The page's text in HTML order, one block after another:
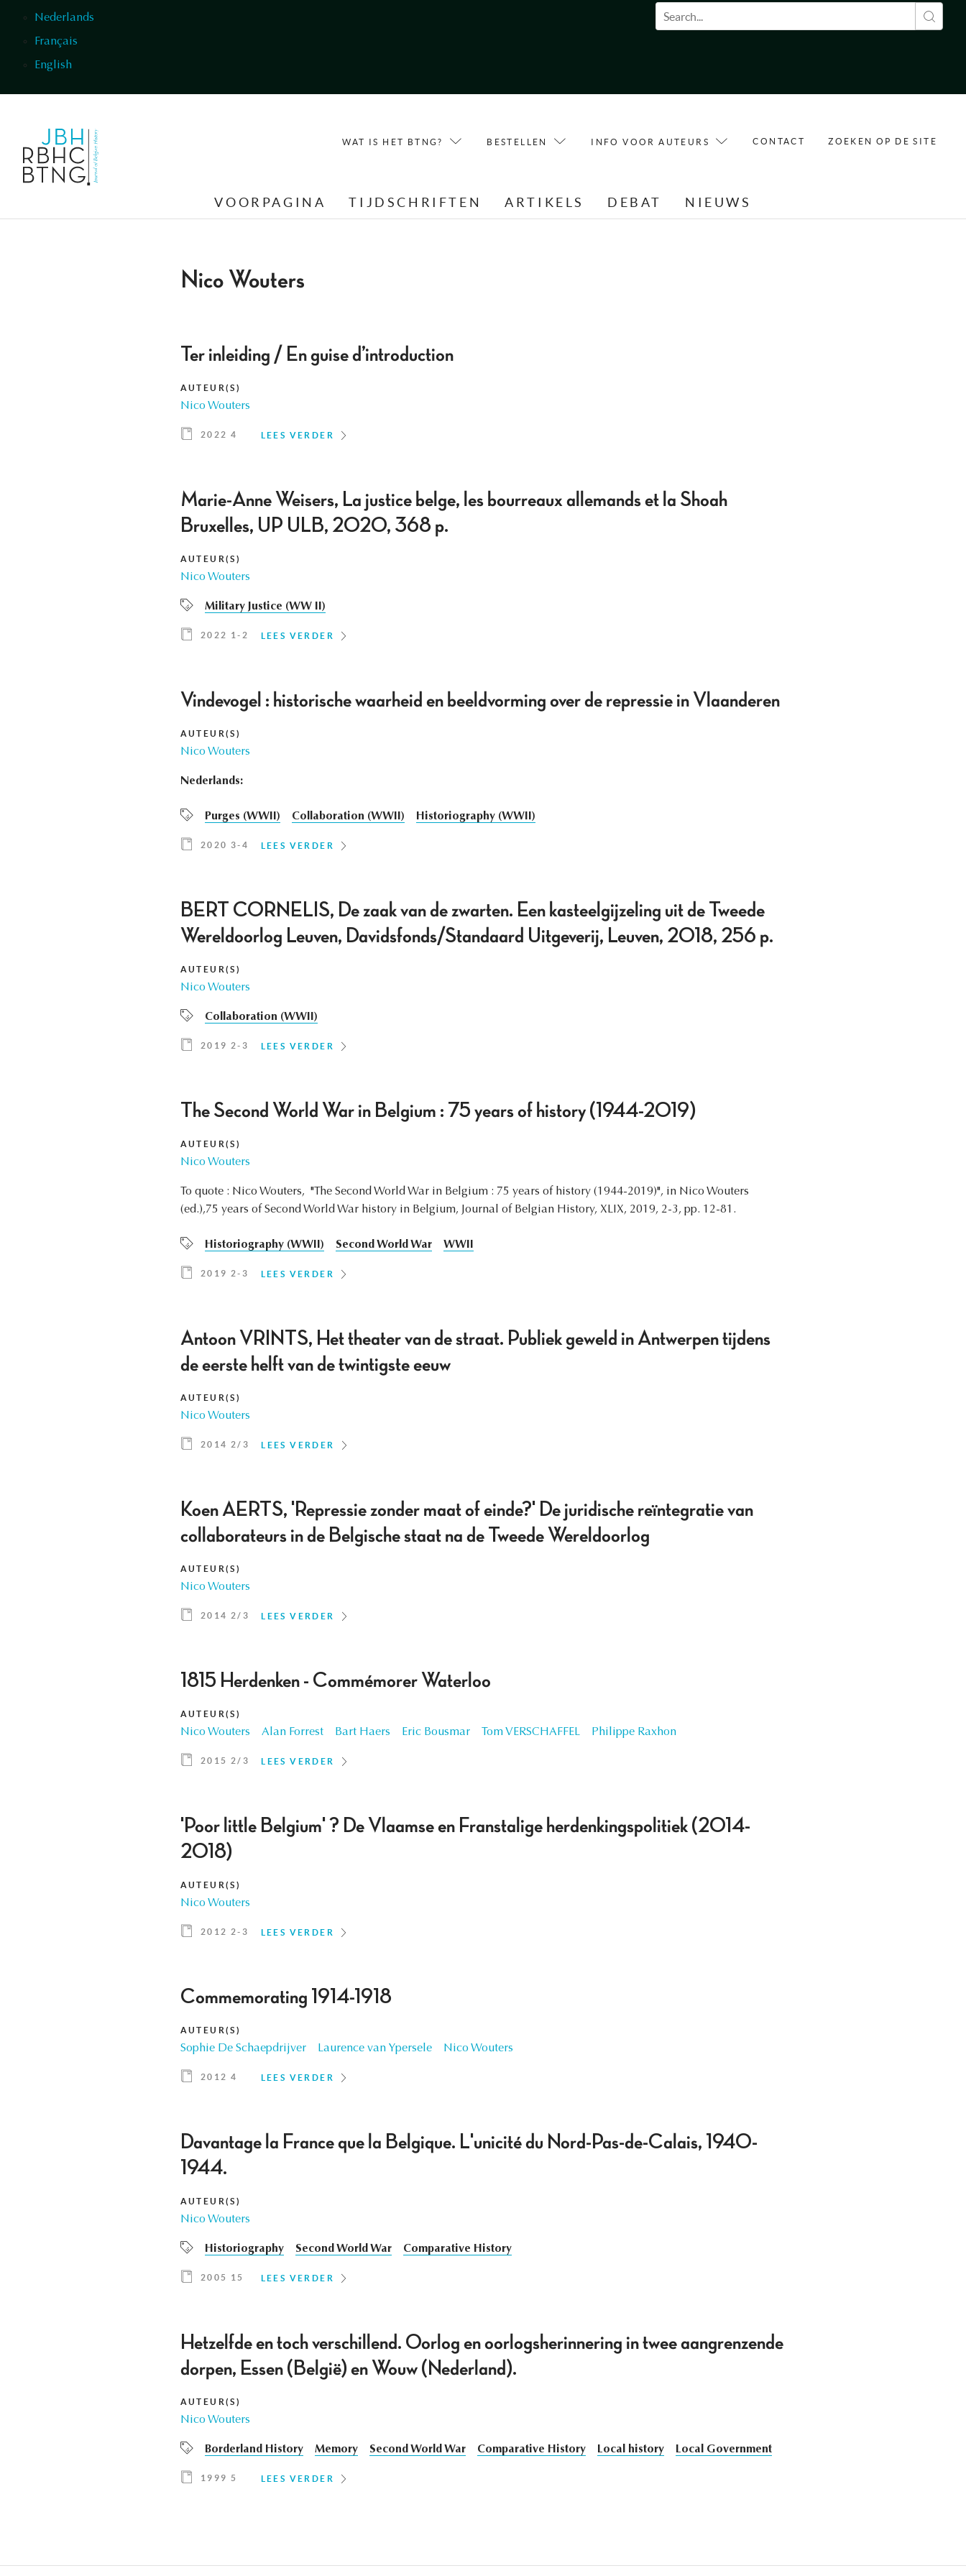
Nederlands
Français
English
Zoekveld
WAT IS HET BTNG? BESTELLEN INFO VOOR AUTEURS CONTACT ZOEKEN OP DE SITE
VOORPAGINA TIJDSCHRIFTEN ARTIKELS DEBAT NIEUWS
Nico Wouters
Ter inleiding / En guise d’introduction
AUTEUR(S)
Nico Wouters
2022 4 LEES VERDER
Marie-Anne Weisers, La justice belge, les bourreaux allemands et la Shoah
Bruxelles, UP ULB, 2020, 368 p.
AUTEUR(S)
Nico Wouters
Military Justice (WW II)
2022 1-2 LEES VERDER
Vindevogel : historische waarheid en beeldvorming over de repressie in Vlaanderen
AUTEUR(S)
Nico Wouters
Nederlands:
Purges (WWII) Collaboration (WWII) Historiography (WWII)
2020 3-4 LEES VERDER
BERT CORNELIS, De zaak van de zwarten. Een kasteelgijzeling uit de Tweede
Wereldoorlog Leuven, Davidsfonds/Standaard Uitgeverij, Leuven, 2018, 256 p.
AUTEUR(S)
Nico Wouters
Collaboration (WWII)
2019 2-3 LEES VERDER
The Second World War in Belgium : 75 years of history (1944-2019)
AUTEUR(S)
Nico Wouters
To quote : Nico Wouters, "The Second World War in Belgium : 75 years of history (1944-2019)", in Nico Wouters
(ed.),75 years of Second World War history in Belgium, Journal of Belgian History, XLIX, 2019, 2-3, pp. 12-81.
Historiography (WWII) Second World War WWII
2019 2-3 LEES VERDER
Antoon VRINTS, Het theater van de straat. Publiek geweld in Antwerpen tijdens
de eerste helft van de twintigste eeuw
AUTEUR(S)
Nico Wouters
2014 2/3 LEES VERDER
Koen AERTS, 'Repressie zonder maat of einde?' De juridische reïntegratie van
collaborateurs in de Belgische staat na de Tweede Wereldoorlog
AUTEUR(S)
Nico Wouters
2014 2/3 LEES VERDER
1815 Herdenken - Commémorer Waterloo
AUTEUR(S)
Nico Wouters Alan Forrest Bart Haers Eric Bousmar Tom VERSCHAFFEL Philippe Raxhon
2015 2/3 LEES VERDER
'Poor little Belgium' ? De Vlaamse en Franstalige herdenkingspolitiek (2014-
2018)
AUTEUR(S)
Nico Wouters
2012 2-3 LEES VERDER
Commemorating 1914-1918
AUTEUR(S)
Sophie De Schaepdrijver Laurence van Ypersele Nico Wouters
2012 4 LEES VERDER
Davantage la France que la Belgique. L'unicité du Nord-Pas-de-Calais, 1940-
1944.
AUTEUR(S)
Nico Wouters
Historiography Second World War Comparative History
2005 15 LEES VERDER
Hetzelfde en toch verschillend. Oorlog en oorlogsherinnering in twee aangrenzende
dorpen, Essen (België) en Wouw (Nederland).
AUTEUR(S)
Nico Wouters
Borderland History Memory Second World War Comparative History Local history Local Government
1999 5 LEES VERDER